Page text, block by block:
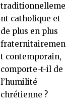
traditionnelleme
nt catholique et
de plus en plus
fraternitairemen
t contemporain,
comporte-t-il de
l’humilité
chrétienne ?